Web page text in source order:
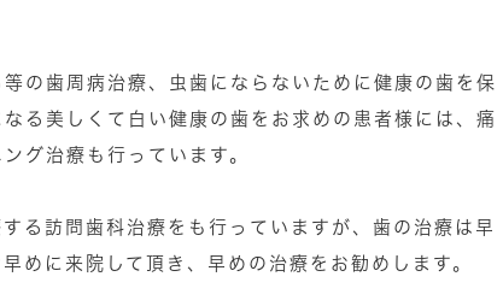
の歯周病治療、虫歯にならないために健康の歯を保
る美しくて白い健康の歯をお求めの患者様には、痛
グ治療も行っています。
る訪問歯科治療をも行っていますが、歯の治療は早
めに来院して頂き、早めの治療をお勧めします。